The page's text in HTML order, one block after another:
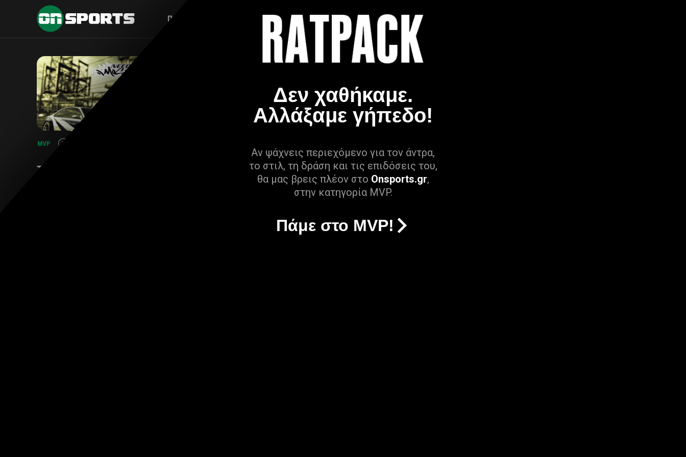
Δεν χαθήκαμε.
Αλλάξαμε γήπεδο!
Αν ψάχνεις περιεχόμενο για τον άντρα,
το στιλ, τη δράση και τις επιδόσεις του,
θα μας βρεις πλέον στο Onsports.gr,
στην κατηγορία MVP.
Πάμε στο MVP!